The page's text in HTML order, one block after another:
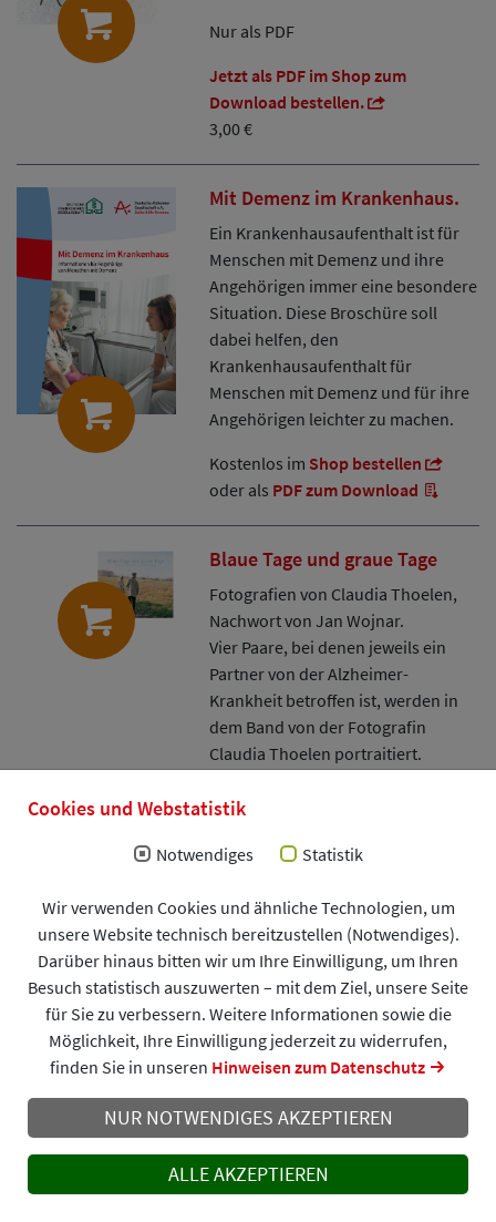
Cookies und Webstatistik
Notwendiges Statistik
Wir verwenden Cookies und ähnliche Technologien, um
unsere Website technisch bereitzustellen (Notwendiges).
Darüber hinaus bitten wir um Ihre Einwilligung, um Ihren
Besuch statistisch auszuwerten – mit dem Ziel, unsere Seite
für Sie zu verbessern. Weitere Informationen sowie die
Möglichkeit, Ihre Einwilligung jederzeit zu widerrufen,
finden Sie in unseren Hinweisen zum Datenschutz
NUR NOTWENDIGES AKZEPTIEREN
ALLE AKZEPTIEREN
Nur als PDF
Jetzt als PDF im Shop zum
Download bestellen.
3,00 €
Mit Demenz im Krankenhaus.
Ein Krankenhausaufenthalt ist für
Menschen mit Demenz und ihre
Angehörigen immer eine besondere
Situation. Diese Broschüre soll
dabei helfen, den
Krankenhausaufenthalt für
Menschen mit Demenz und für ihre
Angehörigen leichter zu machen.
Kostenlos im Shop bestellen
oder als PDF zum Download
Blaue Tage und graue Tage
Fotografien von Claudia Thoelen,
Nachwort von Jan Wojnar.
Vier Paare, bei denen jeweils ein
Partner von der Alzheimer-
Krankheit betroffen ist, werden in
dem Band von der Fotografin
Claudia Thoelen portraitiert.
Jetzt im Shop bestellen
Frontotemporale Demenz
Die Frontotemporale Demenz (FTD)
ist eine relativ seltene Form der
Demenz, die oft schon vor dem 60.
Lebensjahr auftritt. Eine Broschüre
von Ärztin Prof. Dr. Janine Diehl-
Schmid (München) und der Juristin
Jetzt im Shop bestellen
5,00 € (inklusive Versand),
als PDF 3,00 €